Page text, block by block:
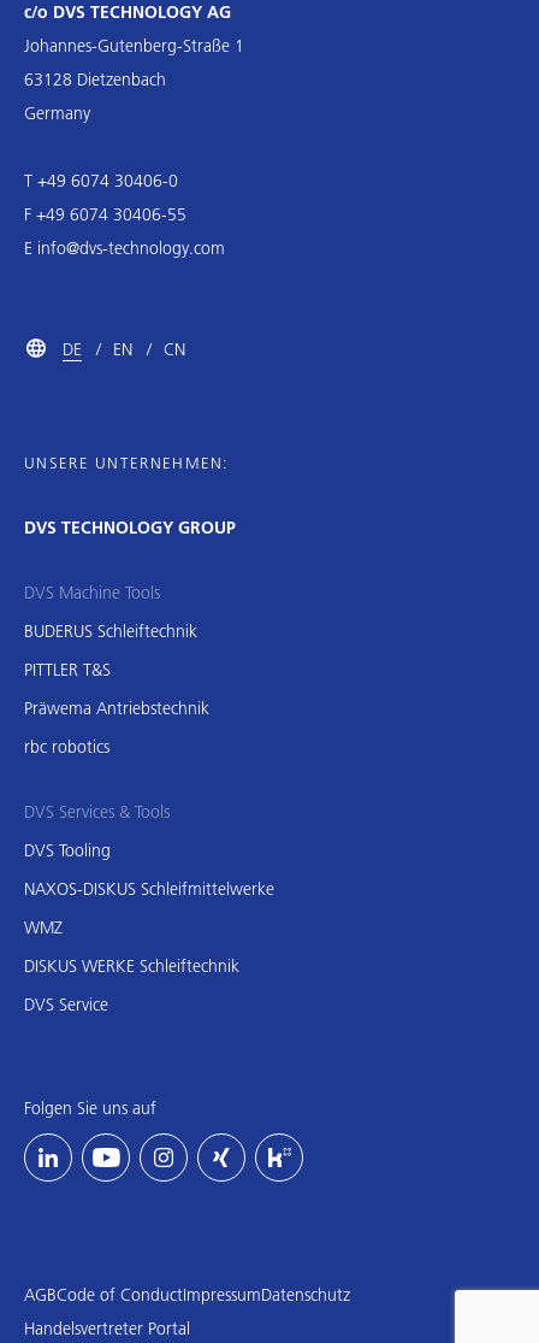
c/o DVS TECHNOLOGY AG
Johannes-Gutenberg-Straße 1
63128 Dietzenbach
Germany
T +49 6074 30406-0
F +49 6074 30406-55
E info@dvs-technology.com
DE EN CN
UNSERE UNTERNEHMEN:
DVS TECHNOLOGY GROUP
DVS Machine Tools
BUDERUS Schleiftechnik
PITTLER T&S
Präwema Antriebstechnik
rbc robotics
DVS Services & Tools
DVS Tooling
NAXOS-DISKUS Schleifmittelwerke
WMZ
DISKUS WERKE Schleiftechnik
DVS Service
Folgen Sie uns auf
AGBCode of ConductImpressumDatenschutz
Handelsvertreter Portal